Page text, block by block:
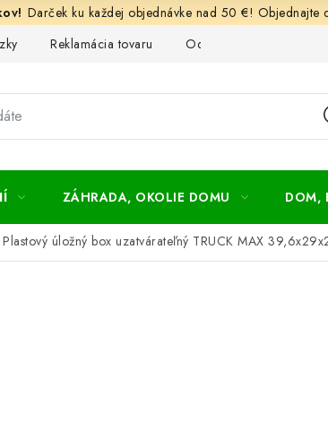
Darček ku každej objednávke nad 50 €! Objednajte
Reklamácia tovaru Odstúpenie od kúpnej
ZÁHRADA, OKOLIE DOMU DOM,
Plastový úložný box uzatvárateľný TRUCK MAX